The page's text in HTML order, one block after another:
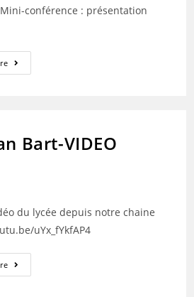
conférence : présentation
PORTES
OUVERTES
2023Bart-VIDEO
du lycée depuis notre chaine
uYx_fYkfAP4
Le
Lycée